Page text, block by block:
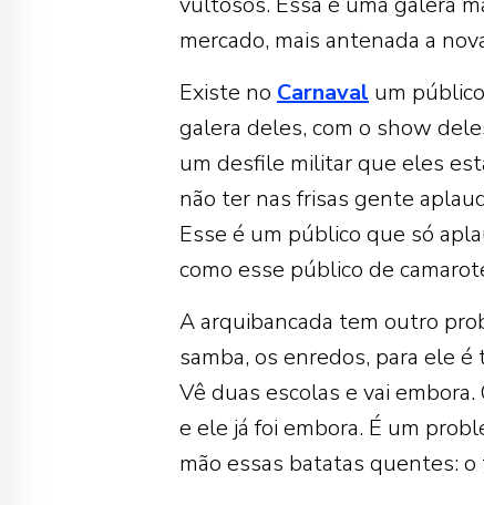
mercado, mais antenada a
Existe no Carnaval um
galera deles, com o show
um desfile militar que eles
não ter nas frisas gente
Esse é um público que só
como esse público de
A arquibancada tem outro
samba, os enredos, para ele
Vê duas escolas e vai
e ele já foi embora. É um
mão essas batatas quentes: